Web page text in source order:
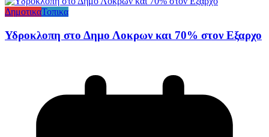
ΔημοτικαΤοπικα
Υδροκλοπη στο Δημο Λοκρων και 70% στον Εξαρχο